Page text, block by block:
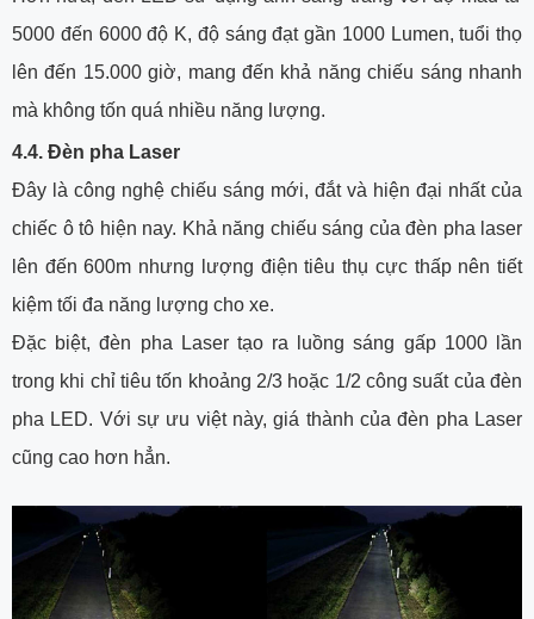
5000 đến 6000 độ K, độ sáng đạt gần 1000 Lumen, tuổi thọ
lên đến 15.000 giờ, mang đến khả năng chiếu sáng nhanh
mà không tốn quá nhiều năng lượng.
4.4. Đèn pha Laser
Đây là công nghệ chiếu sáng mới, đắt và hiện đại nhất của
chiếc ô tô hiện nay. Khả năng chiếu sáng của đèn pha laser
lên đến 600m nhưng lượng điện tiêu thụ cực thấp nên tiết
kiệm tối đa năng lượng cho xe.
Đặc biệt, đèn pha Laser tạo ra luồng sáng gấp 1000 lần
trong khi chỉ tiêu tốn khoảng 2/3 hoặc 1/2 công suất của đèn
pha LED. Với sự ưu việt này, giá thành của đèn pha Laser
cũng cao hơn hẳn.